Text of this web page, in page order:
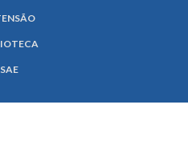
SAE